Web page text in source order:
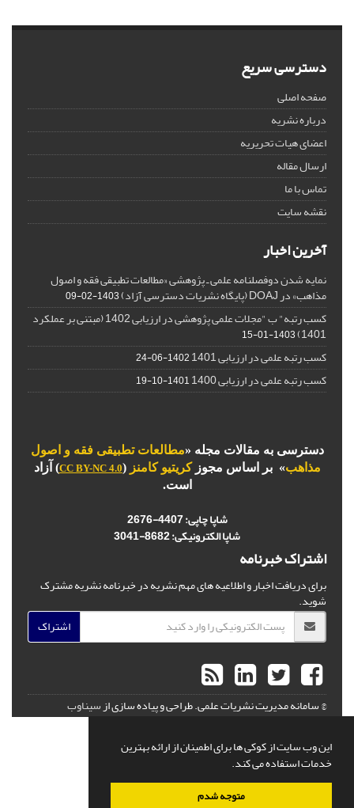
این وب سایت از کوکی ها برای اطمینان از ارائه بهترین
خدمات استفاده می کند.
متوجه شدم
دسترسی سریع
صفحه اصلی
درباره نشریه
اعضای هیات تحریریه
ارسال مقاله
تماس با ما
نقشه سایت
آخرین اخبار
نمایه شدن دوفصلنامه علمی ـ پژوهشی «مطالعات تطبیقی فقه و اصول
مذاهب» در DOAJ (پایگاه نشریات دسترسی آزاد) 1403-02-09
کسب رتبه" ب "مجلات علمی پژوهشی در ارزیابی 1402 (مبتنی بر عملکرد
1401)
1403-01-15
کسب رتبه علمی در ارزیابی 1401 1402-06-24
کسب رتبه علمی در ارزیابی 1400 1401-10-19
دسترسی به مقالات مجله «مطالعات تطبیقی فقه و اصول
مذاهب» بر اساس مجوزکریتیو کامنز (
CC BY-NC 4.0) آزاد
است.
شاپا چاپی:4407-2676
شاپا الکترونیکی:3041-8682
اشتراک خبرنامه
برای دریافت اخبار و اطلاعیه های مهم نشریه در خبرنامه نشریه مشترک
شوید.
اشتراک
© سامانه مدیریت نشریات علمی.طراحی و پیاده سازی ازسیناوب